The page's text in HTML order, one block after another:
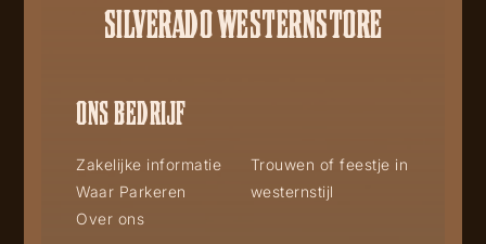
SILVERADO WESTERNSTORE
ONS BEDRIJF
Zakelijke informatie
Waar Parkeren
Over ons
Trouwen of feestje in
westernstijl